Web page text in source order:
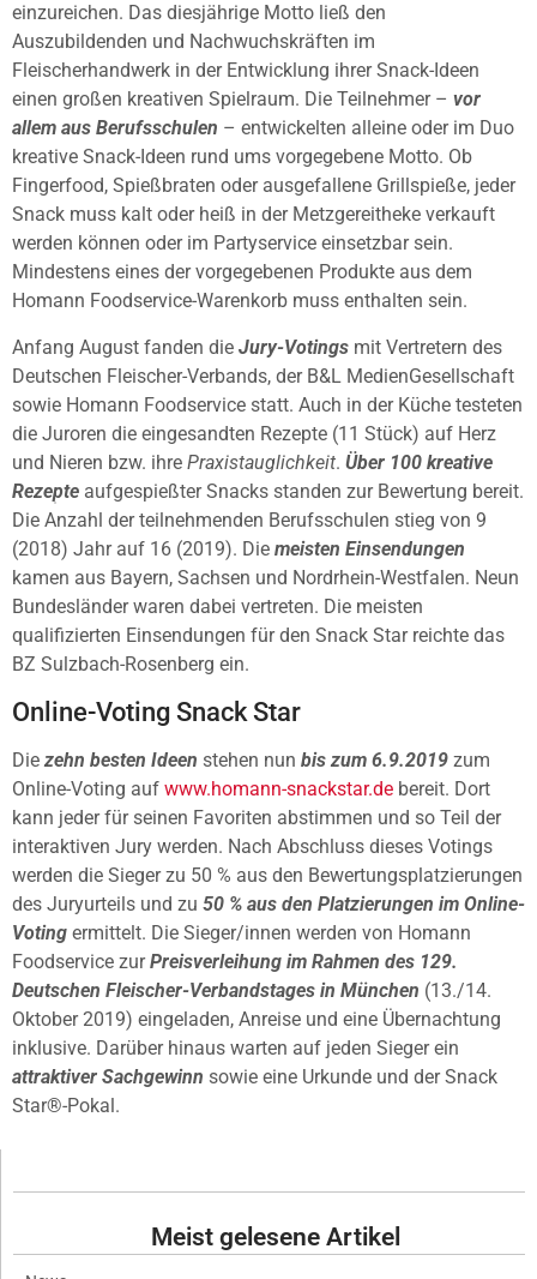
einzureichen. Das diesjährige Motto ließ den
Auszubildenden und Nachwuchskräften im
Fleischerhandwerk in der Entwicklung ihrer Snack-Ideen
einen großen kreativen Spielraum. Die Teilnehmer – vor
allem aus Berufsschulen – entwickelten alleine oder im Duo
kreative Snack-Ideen rund ums vorgegebene Motto. Ob
Fingerfood, Spießbraten oder ausgefallene Grillspieße, jeder
Snack muss kalt oder heiß in der Metzgereitheke verkauft
werden können oder im Partyservice einsetzbar sein.
Mindestens eines der vorgegebenen Produkte aus dem
Homann Foodservice-Warenkorb muss enthalten sein.
Anfang August fanden die Jury-Votings mit Vertretern des
Deutschen Fleischer-Verbands, der B&L MedienGesellschaft
sowie Homann Foodservice statt. Auch in der Küche testeten
die Juroren die eingesandten Rezepte (11 Stück) auf Herz
und Nieren bzw. ihre Praxistauglichkeit. Über 100 kreative
Rezepte aufgespießter Snacks standen zur Bewertung bereit.
Die Anzahl der teilnehmenden Berufsschulen stieg von 9
(2018) Jahr auf 16 (2019). Die meisten Einsendungen
kamen aus Bayern, Sachsen und Nordrhein-Westfalen. Neun
Bundesländer waren dabei vertreten. Die meisten
qualifizierten Einsendungen für den Snack Star reichte das
BZ Sulzbach-Rosenberg ein.
Online-Voting Snack Star
Diezehn besten Ideen stehen nun bis zum 6.9.2019 zum
Online-Voting auf www.homann-snackstar.de bereit. Dort
kann jeder für seinen Favoriten abstimmen und so Teil der
interaktiven Jury werden. Nach Abschluss dieses Votings
werden die Sieger zu 50 % aus den Bewertungsplatzierungen
des Juryurteils und zu 50 % aus den Platzierungen im Online-
Voting ermittelt. Die Sieger/innen werden von Homann
Foodservice zurPreisverleihung im Rahmen des 129.
Deutschen Fleischer-Verbandstages in München (13./14.
Oktober 2019) eingeladen, Anreise und eine Übernachtung
inklusive. Darüber hinaus warten auf jeden Sieger ein
attraktiver Sachgewinn sowie eine Urkunde und der Snack
Star®-Pokal.
Meist gelesene Artikel